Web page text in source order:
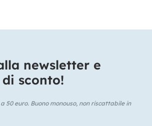
newsletter e
sconto!​
50 euro. Buono monouso, non riscattabile in